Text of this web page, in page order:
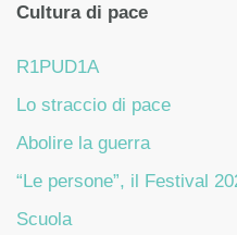
Cultura di pace
R1PUD1A
Lo straccio di pace
Abolire la guerra
“Le persone”, il Festival
Scuola